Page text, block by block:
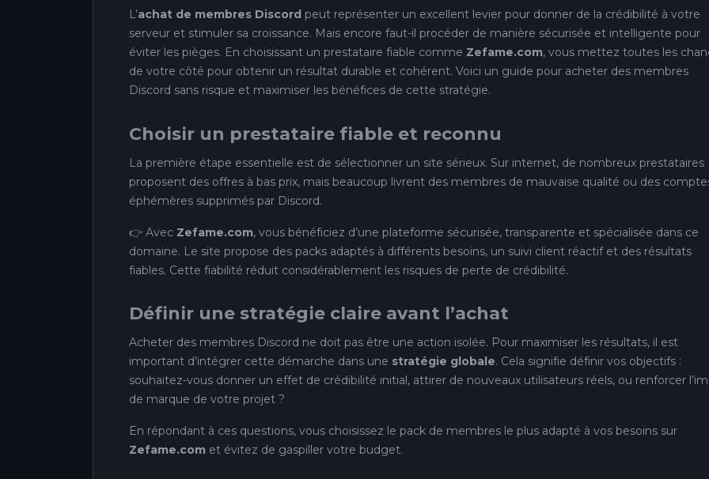
L’achat de membres Discord peut représenter un excellent levier pour donner de la crédibilité à votre
serveur et stimuler sa croissance. Mais encore faut-il procéder de manière sécurisée et intelligente pour
éviter les pièges. En choisissant un prestataire fiable comme Zefame.com, vous mettez toutes les
de votre côté pour obtenir un résultat durable et cohérent. Voici un guide pour acheter des membres
Discord sans risque et maximiser les bénéfices de cette stratégie.
Choisir un prestataire fiable et reconnu
La première étape essentielle est de sélectionner un site sérieux. Sur internet, de nombreux prestataires
proposent des offres à bas prix, mais beaucoup livrent des membres de mauvaise qualité ou des
éphémères supprimés par Discord.
👉 Avec Zefame.com, vous bénéficiez d’une plateforme sécurisée, transparente et spécialisée dans ce
domaine. Le site propose des packs adaptés à différents besoins, un suivi client réactif et des résultats
fiables. Cette fiabilité réduit considérablement les risques de perte de crédibilité.
Définir une stratégie claire avant l’achat
Acheter des membres Discord ne doit pas être une action isolée. Pour maximiser les résultats, il est
important d’intégrer cette démarche dans une stratégie globale. Cela signifie définir vos objectifs :
souhaitez-vous donner un effet de crédibilité initial, attirer de nouveaux utilisateurs réels, ou renforcer
de marque de votre projet ?
En répondant à ces questions, vous choisissez le pack de membres le plus adapté à vos besoins sur
Zefame.com et évitez de gaspiller votre budget.